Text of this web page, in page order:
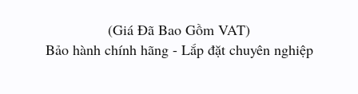
(Giá Đã Bao Gồm VAT)
Bảo hành chính hãng - Lắp đặt chuyên nghiệp